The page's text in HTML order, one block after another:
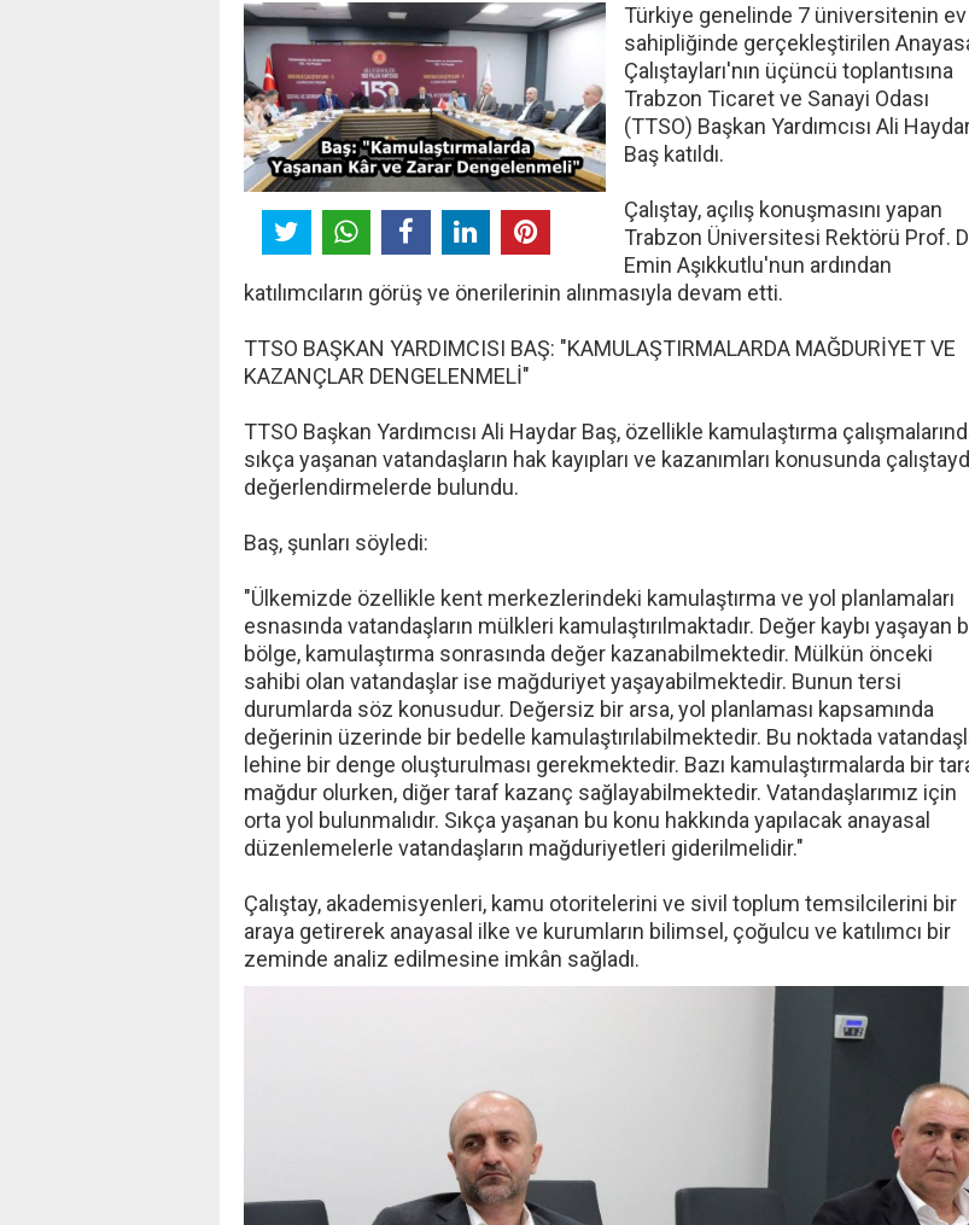
Türkiye genelinde 7 üniversitenin ev
sahipliğinde gerçekleştirilen
Çalıştayları'nın üçüncü toplantısına
Trabzon Ticaret ve Sanayi Odası
(TTSO) Başkan Yardımcısı Ali
Baş katıldı.
Çalıştay, açılış konuşmasını yapan
Trabzon Üniversitesi Rektörü Prof.
Emin Aşıkkutlu'nun ardından
katılımcıların görüş ve önerilerinin alınmasıyla devam etti.
TTSO BAŞKAN YARDIMCISI BAŞ: "KAMULAŞTIRMALARDA MAĞDURİYET VE
KAZANÇLAR DENGELENMELİ"
TTSO Başkan Yardımcısı Ali Haydar Baş, özellikle kamulaştırma
sıkça yaşanan vatandaşların hak kayıpları ve kazanımları konusunda
değerlendirmelerde bulundu.
Baş, şunları söyledi:
"Ülkemizde özellikle kent merkezlerindeki kamulaştırma ve yol planlamaları
esnasında vatandaşların mülkleri kamulaştırılmaktadır. Değer kaybı yaşayan
bölge, kamulaştırma sonrasında değer kazanabilmektedir. Mülkün önceki
sahibi olan vatandaşlar ise mağduriyet yaşayabilmektedir. Bunun tersi
durumlarda söz konusudur. Değersiz bir arsa, yol planlaması kapsamında
değerinin üzerinde bir bedelle kamulaştırılabilmektedir. Bu noktada
lehine bir denge oluşturulması gerekmektedir. Bazı kamulaştırmalarda bir
mağdur olurken, diğer taraf kazanç sağlayabilmektedir. Vatandaşlarımız için
orta yol bulunmalıdır. Sıkça yaşanan bu konu hakkında yapılacak anayasal
düzenlemelerle vatandaşların mağduriyetleri giderilmelidir."
Çalıştay, akademisyenleri, kamu otoritelerini ve sivil toplum temsilcilerini bir
araya getirerek anayasal ilke ve kurumların bilimsel, çoğulcu ve katılımcı bir
zeminde analiz edilmesine imkân sağladı.